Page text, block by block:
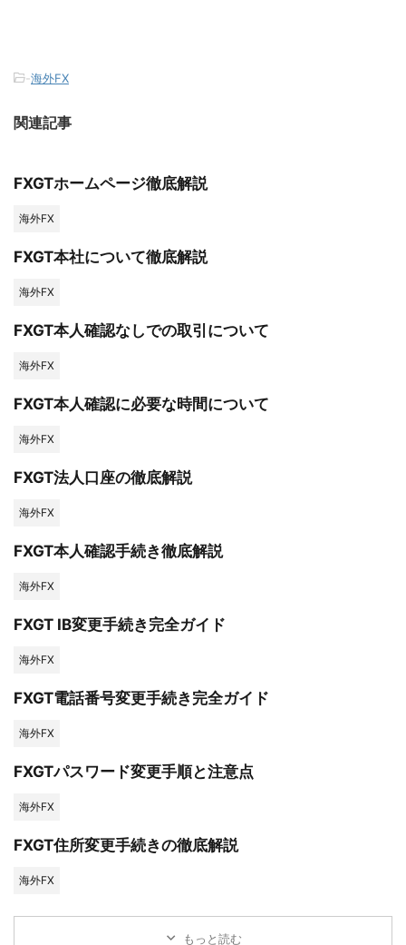
-海外FX
関連記事
FXGTホームページ徹底解説
海外FX
FXGT本社について徹底解説
海外FX
FXGT本人確認なしでの取引について
海外FX
FXGT本人確認に必要な時間について
海外FX
FXGT法人口座の徹底解説
海外FX
FXGT本人確認手続き徹底解説
海外FX
FXGT IB変更手続き完全ガイド
海外FX
FXGT電話番号変更手続き完全ガイド
海外FX
FXGTパスワード変更手順と注意点
海外FX
FXGT住所変更手続きの徹底解説
海外FX
もっと読む